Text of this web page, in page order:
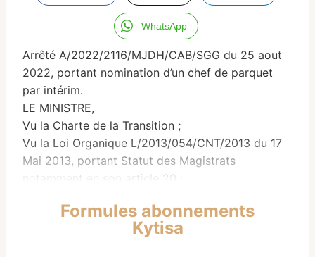
WhatsApp
Arrêté A/2022/2116/MJDH/CAB/SGG du 25 aout
2022, portant nomination d’un chef de parquet
par intérim.
LE MINISTRE,
Vu la Charte de la Transition ;
Vu la Loi Organique L/2013/054/CNT/2013 du 17
Mai 2013, portant Statut des Magistrats
notamment en son article 20 ;
Mai 2013, portant Organisation et Fonctionnement
Formules abonnements
Kytisa